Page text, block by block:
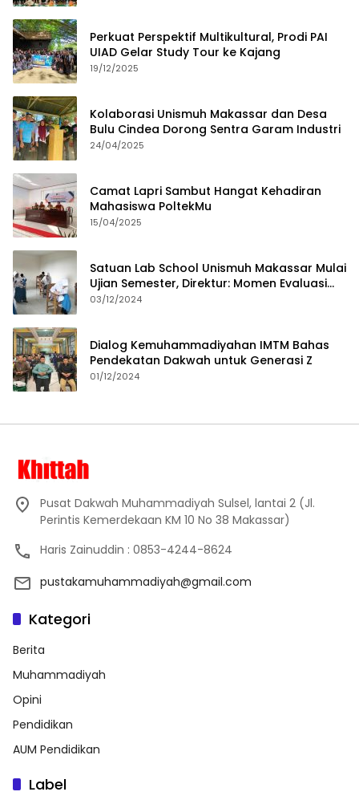
Perkuat Perspektif Multikultural, Prodi PAI
UIAD Gelar Study Tour ke Kajang
19/12/2025
Kolaborasi Unismuh Makassar dan Desa
Bulu Cindea Dorong Sentra Garam Industri
24/04/2025
Camat Lapri Sambut Hangat Kehadiran
Mahasiswa PoltekMu
15/04/2025
Satuan Lab School Unismuh Makassar Mulai
Ujian Semester, Direktur: Momen Evaluasi
Proses Pembelajaran
03/12/2024
Dialog Kemuhammadiyahan IMTM Bahas
Pendekatan Dakwah untuk Generasi Z
01/12/2024
Pusat Dakwah Muhammadiyah Sulsel, lantai 2 (Jl.
Perintis Kemerdekaan KM 10 No 38 Makassar)
Haris Zainuddin : 0853-4244-8624
pustakamuhammadiyah@gmail.com
Kategori
Berita
Muhammadiyah
Opini
Pendidikan
AUM Pendidikan
Label